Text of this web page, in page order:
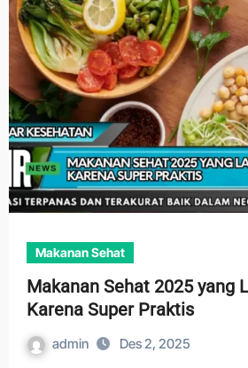
Makanan Sehat
Makanan Sehat 2025 yang
Karena Super Praktis
admin Des 2, 2025